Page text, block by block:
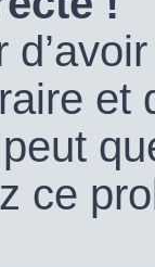
et
ce